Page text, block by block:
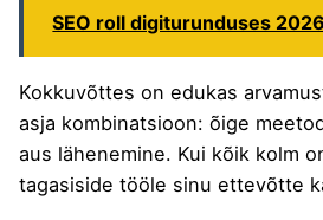
SEO roll digiturunduses
Kokkuvõttes on edukas
asja kombinatsioon: õige
aus lähenemine. Kui kõik kolm
tagasiside tööle sinu ettevõtte